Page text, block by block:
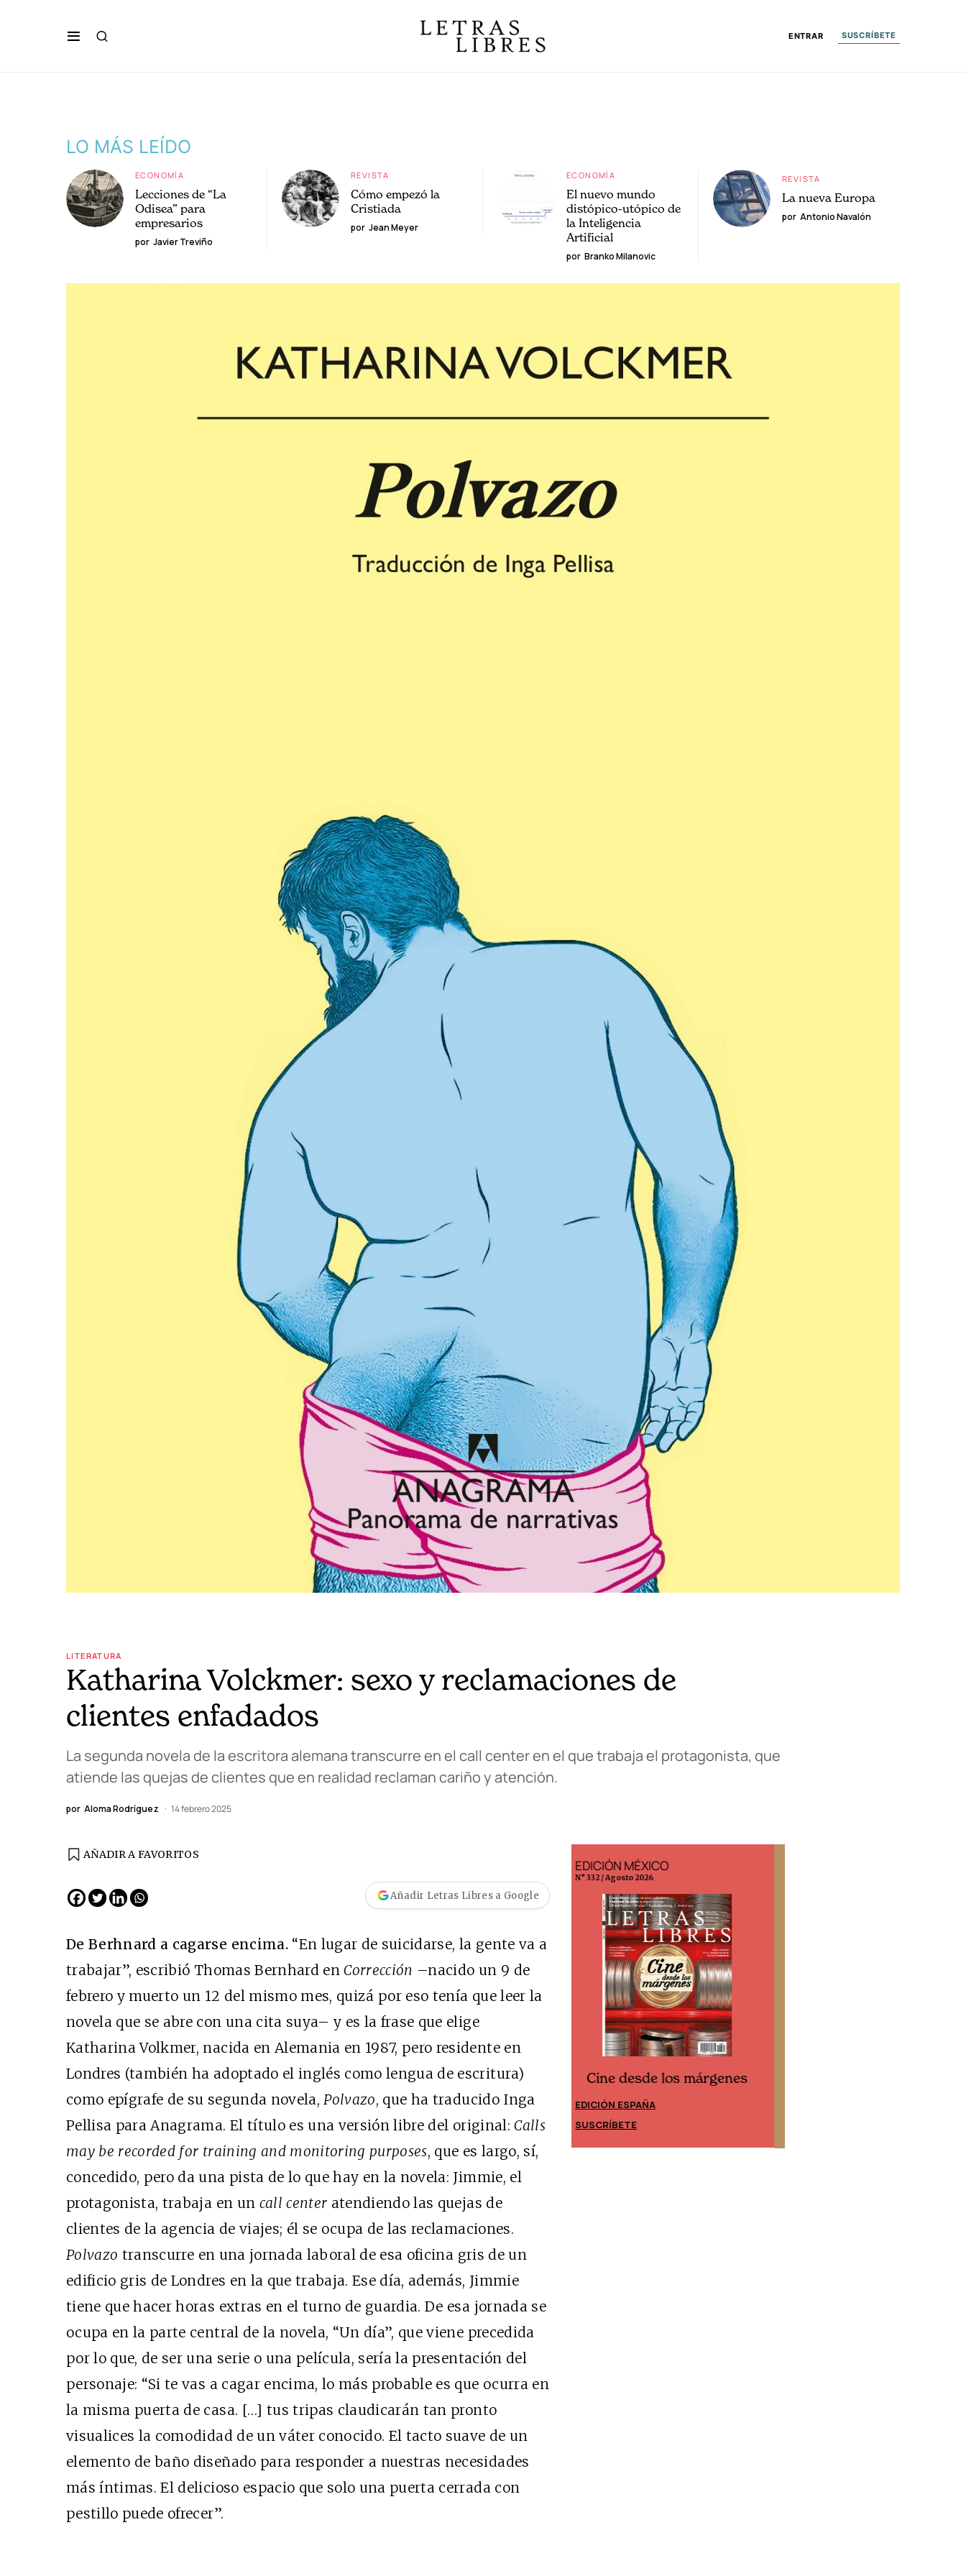
ENTRAR SUSCRÍBETE
LO MÁS LEÍDO
ECONOMÍA
Lecciones de “La
Odisea” para
empresarios
por Javier Treviño
REVISTA
Cómo empezó la
Cristiada
por Jean Meyer
ECONOMÍA
El nuevo mundo
distópico-utópico de
la Inteligencia
Artificial
por Branko Milanovic
REVISTA
La nueva Europa
por Antonio Navalón
LITERATURA
Katharina Volckmer: sexo y reclamaciones de
clientes enfadados
La segunda novela de la escritora alemana transcurre en el call center en el que trabaja el protagonista, que
atiende las quejas de clientes que en realidad reclaman cariño y atención.
por Aloma Rodríguez 14 febrero 2025
AÑADIR A FAVORITOS
Añadir Letras Libres a Google
De Berhnard a cagarse encima. “En lugar de suicidarse, la gente va a
trabajar”, escribió Thomas Bernhard enCorrección –nacido un 9 de
febrero y muerto un 12 del mismo mes, quizá por eso tenía que leer la
novela que se abre con una cita suya– y es la frase que elige
Katharina Volkmer, nacida en Alemania en 1987, pero residente en
Londres (también ha adoptado el inglés como lengua de escritura)
como epígrafe de su segunda novela,Polvazo, que ha traducido Inga
Pellisa para Anagrama. El título es una versión libre del original:Calls
may be recorded for training and monitoring purposes, que es largo, sí,
concedido, pero da una pista de lo que hay en la novela: Jimmie, el
protagonista, trabaja en un call center atendiendo las quejas de
clientes de la agencia de viajes; él se ocupa de las reclamaciones.
Polvazo transcurre en una jornada laboral de esa oficina gris de un
edificio gris de Londres en la que trabaja. Ese día, además, Jimmie
tiene que hacer horas extras en el turno de guardia. De esa jornada se
ocupa en la parte central de la novela, “Un día”, que viene precedida
por lo que, de ser una serie o una película, sería la presentación del
personaje: “Si te vas a cagar encima, lo más probable es que ocurra en
la misma puerta de casa. […] tus tripas claudicarán tan pronto
visualices la comodidad de un váter conocido. El tacto suave de un
elemento de baño diseñado para responder a nuestras necesidades
más íntimas. El delicioso espacio que solo una puerta cerrada con
pestillo puede ofrecer”.
Cine desde los márgenes
EDICIÓN MÉXICO
SUSCRÍBETE
Cine desde los márgenes
EDICIÓN ESPAÑA
SUSCRÍBETE
EDICIÓN ESPAÑA
N° 299 / Agosto 2026
Cine desde los márgenes
EDICIÓN MÉXICO
SUSCRÍBETE